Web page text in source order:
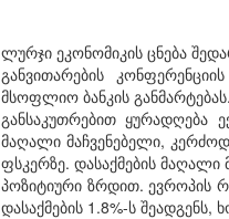
ლურჯი ეკონომიკის ცნება
განვითარების
მსოფლიო ბანკის
განსაკუთრებით ყურადღება
მაღალი მაჩვენებელი,
ფსკერზე. დასაქმების
პოზიტიური ზრდით. ევროპის
დასაქმების 1.8%-ს